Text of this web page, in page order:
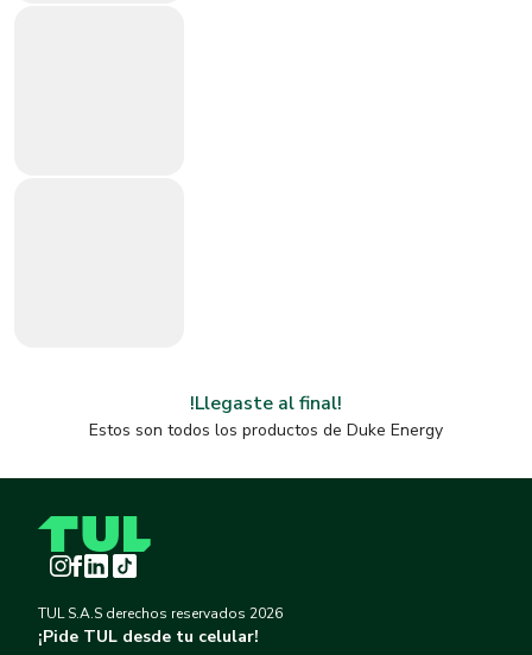
!Llegaste al final!
Estos son todos los productos de Duke Energy
Instagram
Facebook
LinkedInTikTok
TUL S.A.S derechos reservados 2026
¡Pide TUL desde tu celular!